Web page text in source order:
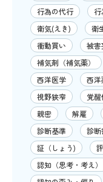
行為の代行
行
衛気(えき)
衛
衝動買い
被害
補気剤（補気薬）
西洋医学
西洋
視野狭窄
覚醒
親密
解雇
診断基準
診断
証（しょう)
認知（思考・考え）